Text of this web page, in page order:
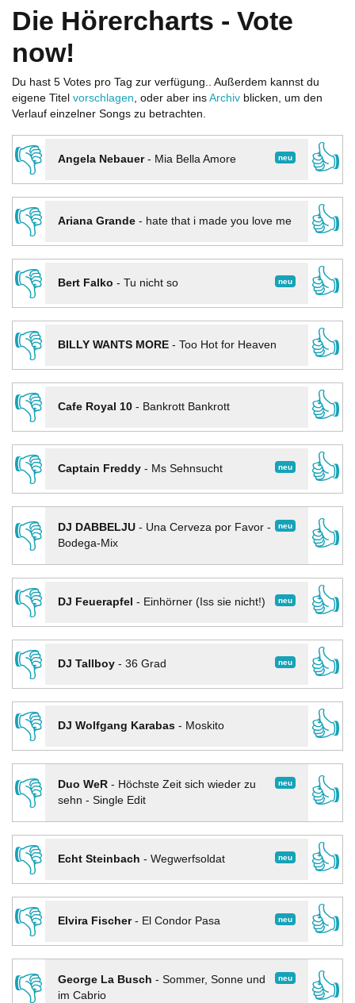
Die Hörercharts - Vote
now!
Du hast 5 Votes pro Tag zur verfügung.. Außerdem kannst du
eigene Titel vorschlagen, oder aber ins Archiv blicken, um den
Verlauf einzelner Songs zu betrachten.
👎 neu
Angela Nebauer- Mia Bella Amore
👍
👎
Ariana Grande- hate that i made you love me
👍
👎
neu
Bert Falko - Tu nicht so
👍
👎
BILLY WANTS MORE- Too Hot for Heaven
👍
👎
Cafe Royal 10- Bankrott Bankrott
👍
👎
neu
Captain Freddy- Ms Sehnsucht
👍
👎
neu
DJ DABBELJU- Una Cerveza por Favor -
Bodega-Mix
👍
👎
neu
DJ Feuerapfel - Einhörner (Iss sie nicht!)
👍
👎
neu
DJ Tallboy- 36 Grad
👍
👎
DJ Wolfgang Karabas- Moskito
👍
👎
neu
Duo WeR- Höchste Zeit sich wieder zu
sehn - Single Edit
👍
👎
neu
Echt Steinbach - Wegwerfsoldat
👍
👎
neu
Elvira Fischer- El Condor Pasa
👍
👎
neu
George La Busch - Sommer, Sonne und
im Cabrio
👍